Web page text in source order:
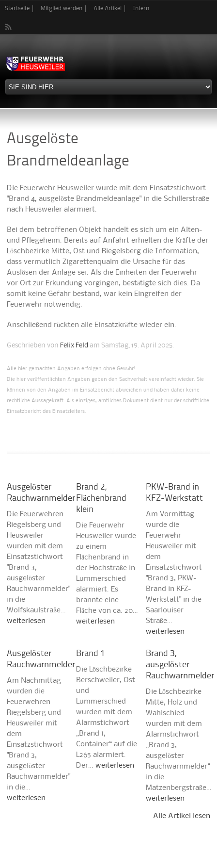
Direkt
Startseite Mitglied werden Alle Artikel Intern
Ausgelöste
Brandmeldeanlage
Die Feuerwehr Heusweiler wurde mit dem Einsatzstichwort
"Brand 4, ausgelöste Brandmeldeanlage" in die Schillerstraße
nach Heusweiler alarmiert.
Bei dem betroffenen Objekt handelt es sich um ein Alten-
und Pflegeheim. Bereits auf Anfahrt erhielten die Kräfte der
Löschbezirke Mitte, Ost und Riegelsberg die Information,
dass vermutlich Zigarettenqualm die Ursache für das
Auslösen der Anlage sei. Als die Einheiten der Feuerwehr
vor Ort zur Erkundung vorgingen, bestätigte sich dies. Da
somit keine Gefahr bestand, war kein Eingreifen der
Feuerwehr notwendig.
Anschließend rückten alle Einsatzkräfte wieder ein.
Geschrieben von Felix Feld am Samstag, 19. April 2025.
Alle hier gemachten Angaben erfolgen ohne Gewähr!
Die hier veröffentlichten Angaben geben den Sachverhalt vereinfacht wieder. Sie
können von den Angaben im Einsatzbericht abweichen und haben daher keine
rechtliche Aussagekraft. Als einziges, amtliches Dokument dient nur der schriftliche
Einsatzbericht des Einsatzleiters.
Ausgelöster
Rauchwarnmelder
Die Feuerwehren
Riegelsberg und
Heusweiler
wurden mit dem
Einsatzstichwort
"Brand 3,
ausgelöster
Rauchwarnmelder"
in die
Wolfskaulstraße…
weiterlesen
Brand 2,
Flächenbrand
klein
Die Feuerwehr
Heusweiler wurde
zu einem
Flächenbrand in
der Hochstraße in
Lummerschied
alarmiert. Es
brannte eine
Fläche von ca. 20…
weiterlesen
PKW-Brand in
KFZ-Werkstatt
Am Vormittag
wurde die
Feuerwehr
Heusweiler mit
dem
Einsatzstichwort
"Brand 3, PKW-
Brand in KFZ-
Werkstatt" in die
Saarlouiser
Straße…
weiterlesen
Ausgelöster
Rauchwarnmelder
Am Nachmittag
wurden die
Feuerwehren
Riegelsberg und
Heusweiler mit
dem
Einsatzstichwort
"Brand 3,
ausgelöster
Rauchwarnmelder"
in die…
weiterlesen
Brand 1
Die Löschbezirke
Berschweiler, Ost
und
Lummerschied
wurden mit dem
Alarmstichwort
„Brand 1,
Container“ auf die
L265 alarmiert.
Der…weiterlesen
Brand 3,
ausgelöster
Rauchwarnmelder
Die Löschbezirke
Mitte, Holz und
Wahlschied
wurden mit dem
Alarmstichwort
„Brand 3,
ausgelöster
Rauchwarnmelder“
in die
Matzenbergstraße…
weiterlesen
Alle Artikel lesen